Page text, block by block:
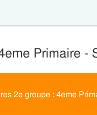
Primaire -
2e groupe : 4eme